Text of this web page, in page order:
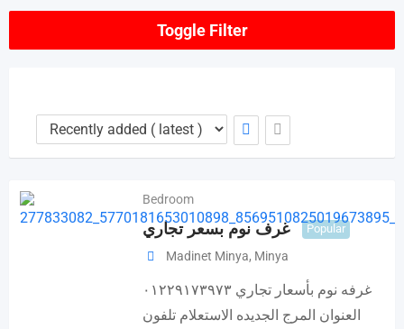
Toggle Filter
Bedroom
غرف نوم بسعر تجاري Popular
Madinet Minya, Minya
غرفه نوم بأسعار تجاري ٠١٢٢٩١٧٣٩٧٣
العنوان المرج الجديده الاستعلام تلفون